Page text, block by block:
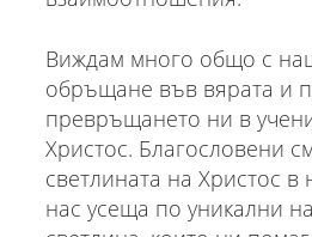
Виждам много общо с
обръщане във вярата и
превръщането ни в
Христос. Благословени
светлината на Христос в
нас усеща по уникални